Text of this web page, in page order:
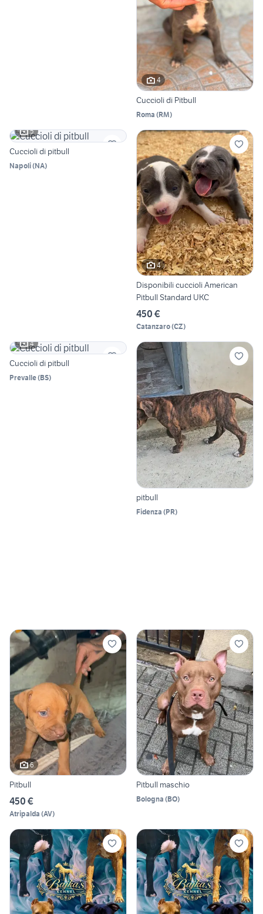
4
Cuccioli di Pitbull
Roma (RM)
5
Cuccioli di pitbull
Napoli(NA)
4
Disponibili cuccioli American
Pitbull Standard UKC
450 €
Catanzaro(CZ)
4
Cuccioli di pitbull
Prevalle(BS)
pitbull
Fidenza (PR)
6
Pitbull
450 €
Atripalda (AV)
Pitbull maschio
Bologna (BO)